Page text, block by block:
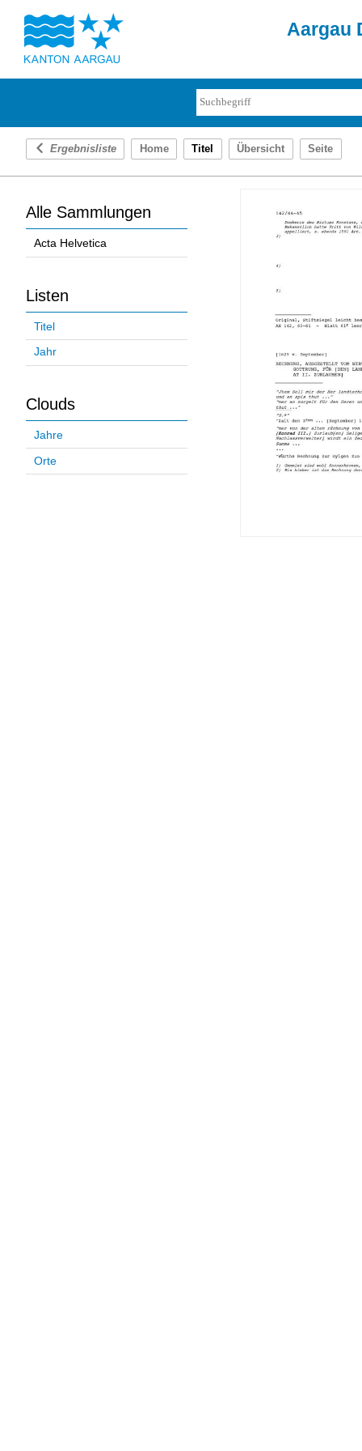
Aargau
Ergebnisliste Home Titel Übersicht Seite
Alle Sammlungen
Acta Helvetica
Listen
Titel
Jahr
Clouds
Jahre
Orte